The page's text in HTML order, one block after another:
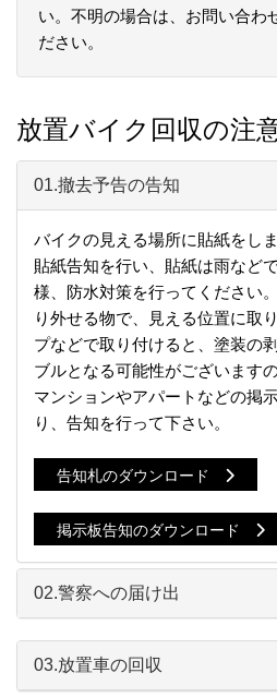
い。不明の場合は、お問い合わ
ださい。
放置バイク回収の注
01.撤去予告の告知
バイクの見える場所に貼紙をし
貼紙告知を行い、貼紙は雨など
様、防水対策を行ってください
り外せる物で、見える位置に取
プなどで取り付けると、塗装の
ブルとなる可能性がございます
マンションやアパートなどの掲
り、告知を行って下さい。
告知札のダウンロード
掲示板告知のダウンロード
02.警察への届け出
03.放置車の回収